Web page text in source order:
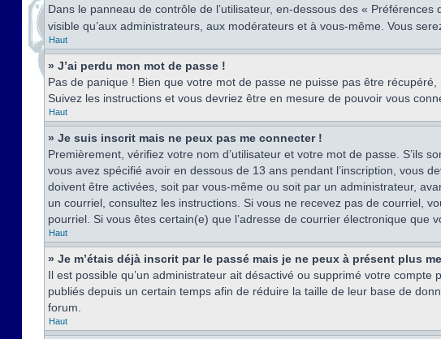
Dans le panneau de contrôle de l’utilisateur, en-dessous des « Préférences
visible qu’aux administrateurs, aux modérateurs et à vous-même. Vous
Haut
» J’ai perdu mon mot de passe !
Pas de panique ! Bien que votre mot de passe ne puisse pas être
Suivez les instructions et vous devriez être en mesure de pouvoir vous
Haut
» Je suis inscrit mais ne peux pas me connecter !
Premièrement, vérifiez votre nom d’utilisateur et votre mot de passe. S’ils
vous avez spécifié avoir en dessous de 13 ans pendant l’inscription, vous
doivent être activées, soit par vous-même ou soit par un administrateur,
un courriel, consultez les instructions. Si vous ne recevez pas de courriel,
pourriel. Si vous êtes certain(e) que l’adresse de courrier électronique
Haut
» Je m’étais déjà inscrit par le passé mais je ne peux à présent plus
Il est possible qu’un administrateur ait désactivé ou supprimé votre
publiés depuis un certain temps afin de réduire la taille de leur base de
forum.
Haut